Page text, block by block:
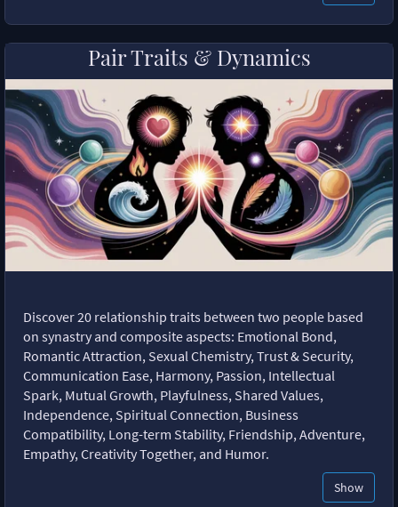
Pair Traits & Dynamics
Discover 20 relationship traits between two people based
on synastry and composite aspects: Emotional Bond,
Romantic Attraction, Sexual Chemistry, Trust & Security,
Communication Ease, Harmony, Passion, Intellectual
Spark, Mutual Growth, Playfulness, Shared Values,
Independence, Spiritual Connection, Business
Compatibility, Long-term Stability, Friendship, Adventure,
Empathy, Creativity Together, and Humor.
Show